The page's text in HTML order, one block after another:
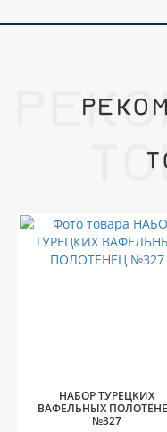
НАБОР ТУРЕЦКИХ
ВАФЕЛЬНЫХ
№327